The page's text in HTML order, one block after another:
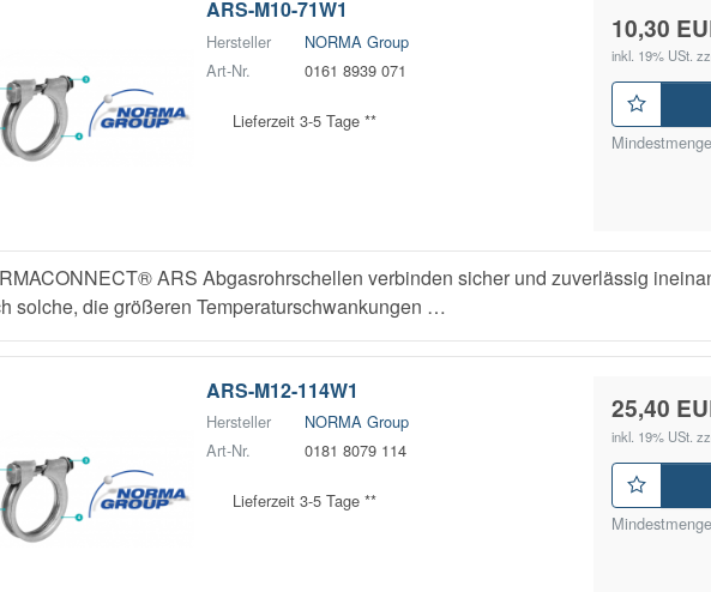
ARS-M10-71W1
Hersteller
NORMA Group
Art-Nr.
0161 8939 071
Lieferzeit 3-5 Tage **
10,30
inkl. 19% USt.
ARS Abgasrohrschellen verbinden sicher und zuverlässig
solche, die größeren Temperaturschwankungen …
ARS-M12-114W1
Hersteller
NORMA Group
Art-Nr.
0181 8079 114
Lieferzeit 3-5 Tage **
25,40
inkl. 19% USt.